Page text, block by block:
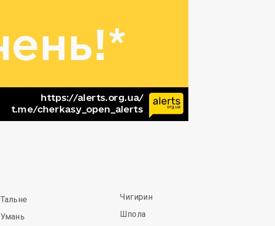
Тальне
Умань
Чигирин
Шпола